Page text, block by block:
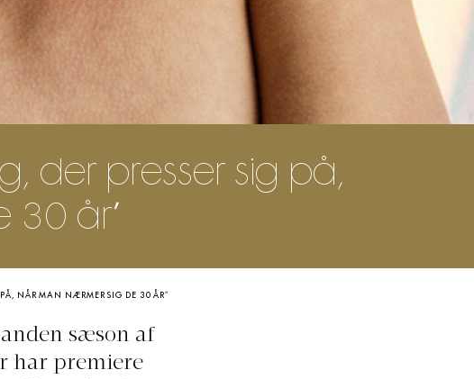
der presser sig på,
30 år”
PÅ, NÅR MAN NÆRMER SIG DE 30 ÅR”
sæson af
har premiere